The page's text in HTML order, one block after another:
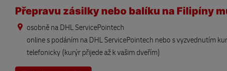
Přepravu zásilky nebo balíku na Filipíny
osobně na DHL ServicePointech
online s podáním na DHL ServicePointech nebo s vyzvednutím
telefonicky (kurýr přijede až k vašim dveřím)